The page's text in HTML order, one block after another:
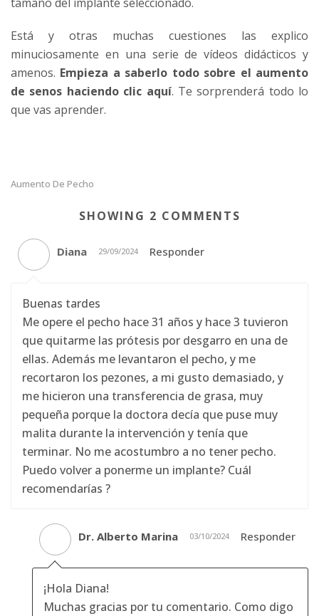
Está y otras muchas cuestiones las explico
minuciosamente en una serie de vídeos didácticos y
amenos. Empieza a saberlo todo sobre el aumento
de senos haciendo clic aquí. Te sorprenderá todo lo
que vas aprender.
Aumento De Pecho
SHOWING 2 COMMENTS
Diana 29/09/2024 Responder
Buenas tardes
Me opere el pecho hace 31 años y hace 3 tuvieron
que quitarme las prótesis por desgarro en una de
ellas. Además me levantaron el pecho, y me
recortaron los pezones, a mi gusto demasiado, y
me hicieron una transferencia de grasa, muy
pequeña porque la doctora decía que puse muy
malita durante la intervención y tenía que
terminar. No me acostumbro a no tener pecho.
Puedo volver a ponerme un implante? Cuál
recomendarías ?
Dr. Alberto Marina 03/10/2024 Responder
¡Hola Diana!
Muchas gracias por tu comentario. Como digo